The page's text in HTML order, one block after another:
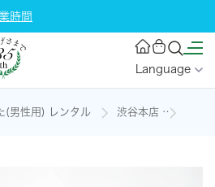
時間
Language
(男性用) レンタル 渋谷本店